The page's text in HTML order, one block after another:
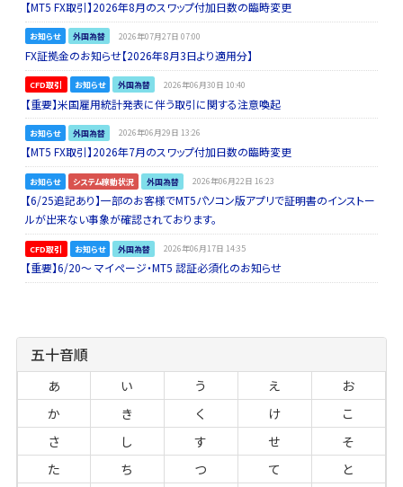
【MT5 FX取引】2026年8月のスワップ付加日数の臨時変更
お知らせ 外国為替 2026年07月27日 07:00
FX証拠金のお知らせ【2026年8月3日より適用分】
CFD取引 お知らせ 外国為替 2026年06月30日 10:40
【重要】米国雇用統計発表に伴う取引に関する注意喚起
お知らせ 外国為替 2026年06月29日 13:26
【MT5 FX取引】2026年7月のスワップ付加日数の臨時変更
お知らせ システム稼動状況 外国為替 2026年06月22日 16:23
【6/25追記あり】一部のお客様でMT5パソコン版アプリで証明書のインストー
ルが出来ない事象が確認されております。
CFD取引 お知らせ 外国為替 2026年06月17日 14:35
【重要】6/20～ マイページ・MT5 認証必須化のお知らせ
五十音順
あ い う え
お
か
き く け
こ
さ
し す せ
そ
た
ち つ て
と